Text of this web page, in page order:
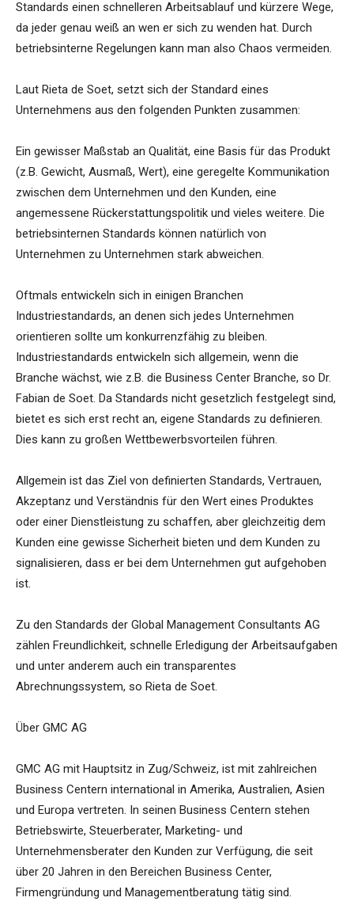
Standards einen schnelleren Arbeitsablauf und kürzere Wege,
da jeder genau weiß an wen er sich zu wenden hat. Durch
betriebsinterne Regelungen kann man also Chaos vermeiden.
Laut Rieta de Soet, setzt sich der Standard eines
Unternehmens aus den folgenden Punkten zusammen:
Ein gewisser Maßstab an Qualität, eine Basis für das Produkt
(z.B. Gewicht, Ausmaß, Wert), eine geregelte Kommunikation
zwischen dem Unternehmen und den Kunden, eine
angemessene Rückerstattungspolitik und vieles weitere. Die
betriebsinternen Standards können natürlich von
Unternehmen zu Unternehmen stark abweichen.
Oftmals entwickeln sich in einigen Branchen
Industriestandards, an denen sich jedes Unternehmen
orientieren sollte um konkurrenzfähig zu bleiben.
Industriestandards entwickeln sich allgemein, wenn die
Branche wächst, wie z.B. die Business Center Branche, so Dr.
Fabian de Soet. Da Standards nicht gesetzlich festgelegt sind,
bietet es sich erst recht an, eigene Standards zu definieren.
Dies kann zu großen Wettbewerbsvorteilen führen.
Allgemein ist das Ziel von definierten Standards, Vertrauen,
Akzeptanz und Verständnis für den Wert eines Produktes
oder einer Dienstleistung zu schaffen, aber gleichzeitig dem
Kunden eine gewisse Sicherheit bieten und dem Kunden zu
signalisieren, dass er bei dem Unternehmen gut aufgehoben
ist.
Zu den Standards der Global Management Consultants AG
zählen Freundlichkeit, schnelle Erledigung der Arbeitsaufgaben
und unter anderem auch ein transparentes
Abrechnungssystem, so Rieta de Soet.
Über GMC AG
GMC AG mit Hauptsitz in Zug/Schweiz, ist mit zahlreichen
Business Centern international in Amerika, Australien, Asien
und Europa vertreten. In seinen Business Centern stehen
Betriebswirte, Steuerberater, Marketing- und
Unternehmensberater den Kunden zur Verfügung, die seit
über 20 Jahren in den Bereichen Business Center,
Firmengründung und Managementberatung tätig sind.